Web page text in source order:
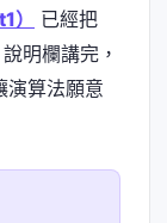
已經把
明欄講完，
算法願意